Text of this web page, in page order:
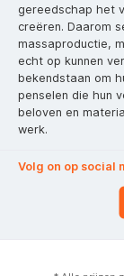
gereedschap het
creëren. Daarom
massaproductie,
echt op kunnen
bekendstaan om
penselen die hun
beloven en
werk.
Volg on op social